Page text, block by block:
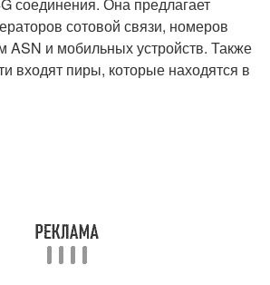
сотовой связи, номеров
ASN и мобильных устройств. Также
входят пиры, которые находятся в